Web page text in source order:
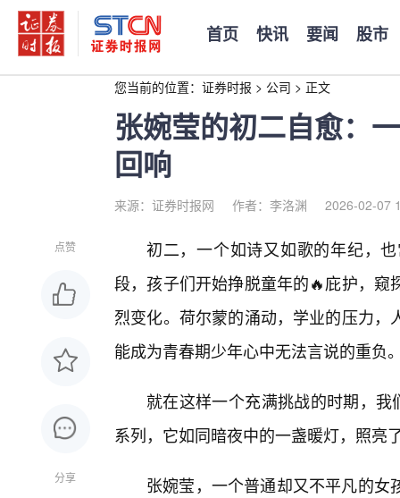
首页 快讯 要闻 股市
您当前的位置： 证券时报 > 公司 > 正文
张婉莹的初二自愈：
回响
来源：证券时报网 作者：李洛渊 2026-02-07
点赞
分享
初二，一个如诗又如歌的年纪，
段，孩子们开始挣脱童年的🔥庇护，
烈变化。荷尔蒙的涌动，学业的压力
能成为青春期少年心中无法言说的重负
就在这样一个充满挑战的时期，我
系列，它如同暗夜中的一盏暖灯，照亮
张婉莹，一个普通却又不平凡的